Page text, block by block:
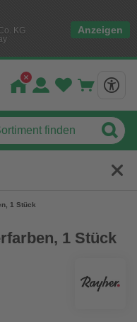
KG
Anzeigen
1 Stück
1 Stück